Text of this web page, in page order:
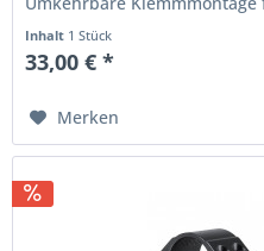
Inhalt 1 Stück
33,00 € *
Merken